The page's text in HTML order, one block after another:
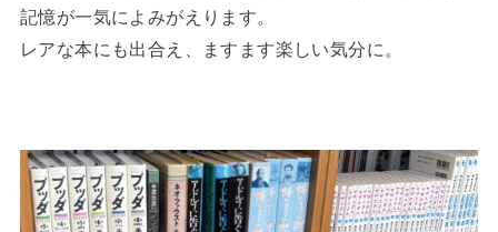
記憶が一気によみがえります。
レアな本にも出合え、ますます楽しい気分に。